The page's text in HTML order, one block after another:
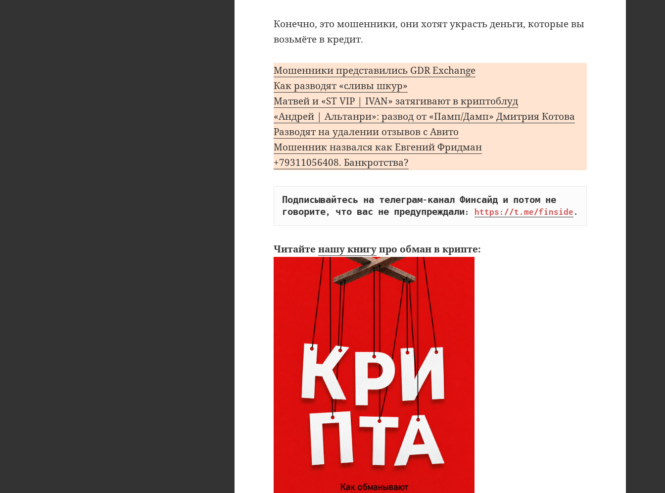
Конечно, это мошенники, они хотят украсть деньги, которые вы
возьмёте в кредит.
Мошенники представились GDR Exchange
Как разводят «сливы шкур»
Матвей и «ST VIP | IVAN» затягивают в криптоблуд
«Андрей | Альтанри»: развод от «Памп/Дамп» Дмитрия Котова
Разводят на удалении отзывов с Авито
Мошенник назвался как Евгений Фридман
+79311056408. Банкротства?
Подписывайтесь на телеграм-канал Финсайд и потом не
говорите, что вас не предупреждали:
https://t.me/finside .
Читайтенашу книгупро обман в крипте: